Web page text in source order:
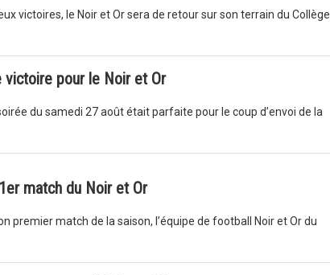
victoires, le Noir et Or sera de retour sur son terrain du
victoire pour le Noir et Or
du samedi 27 août était parfaite pour le coup d’envoi de la
match du Noir et Or
premier match de la saison, l’équipe de football Noir et Or du